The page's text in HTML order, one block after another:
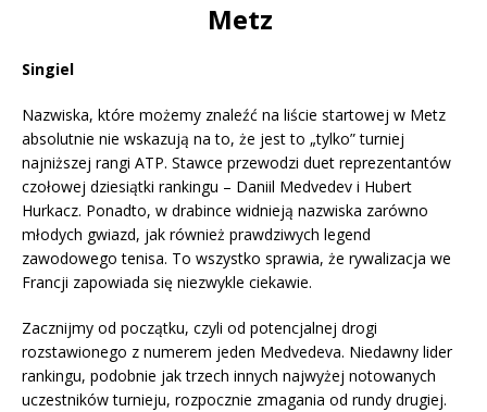
Metz
Singiel
Nazwiska, które możemy znaleźć na liście startowej w Metz
absolutnie nie wskazują na to, że jest to „tylko” turniej
najniższej rangi ATP. Stawce przewodzi duet reprezentantów
czołowej dziesiątki rankingu – Daniil Medvedev i Hubert
Hurkacz. Ponadto, w drabince widnieją nazwiska zarówno
młodych gwiazd, jak również prawdziwych legend
zawodowego tenisa. To wszystko sprawia, że rywalizacja we
Francji zapowiada się niezwykle ciekawie.
Zacznijmy od początku, czyli od potencjalnej drogi
rozstawionego z numerem jeden Medvedeva. Niedawny lider
rankingu, podobnie jak trzech innych najwyżej notowanych
uczestników turnieju, rozpocznie zmagania od rundy drugiej.